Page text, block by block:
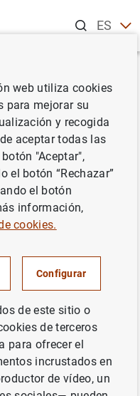
ESEN
de
del euro:
2015
de inversión de la
de 2015 (371
web utiliza cookies
para mejorar su
y recogida
aceptar todas las
"Aceptar",
el botón “Rechazar”
el botón
información,
cookies.
Configurar
de este sitio o
de terceros
para ofrecer el
incrustados en
de vídeo, un